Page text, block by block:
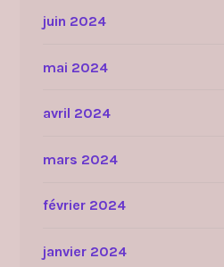
juin 2024
mai 2024
avril 2024
mars 2024
février 2024
janvier 2024